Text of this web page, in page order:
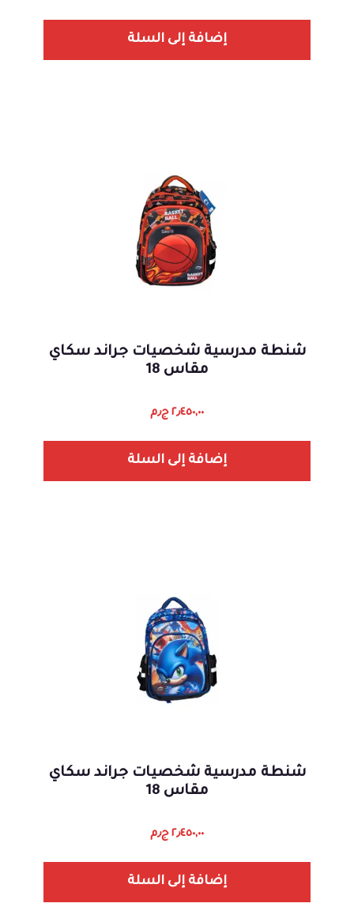
إضافة إلى السلة
شنطة مدرسية شخصيات جراند سكاي
مقاس 18
٢٫٤٥٠,٠٠ ج٫م
إضافة إلى السلة
شنطة مدرسية شخصيات جراند سكاي
مقاس 18
٢٫٤٥٠,٠٠ ج٫م
إضافة إلى السلة